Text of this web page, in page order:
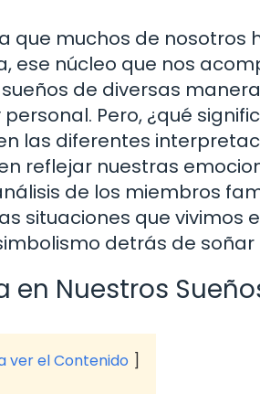
que muchos de nosotros
ese núcleo que nos
de diversas
Pero, ¿qué
las diferentes
reflejar nuestras
de los miembros
situaciones que vivimos
detrás de soñar
en Nuestros
ver el Contenido